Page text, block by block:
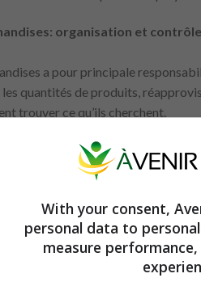
organisation et
a pour principale
quantités de produits,
trouver ce qu’ils cherchent.
:
Supermarché : Comment
: développez votre
également responsable de la
des médicaments. Pour ce
et dispose d’une bonne
With your consent,
personal data to
measure